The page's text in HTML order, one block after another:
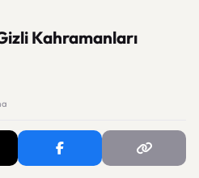
Kahramanları